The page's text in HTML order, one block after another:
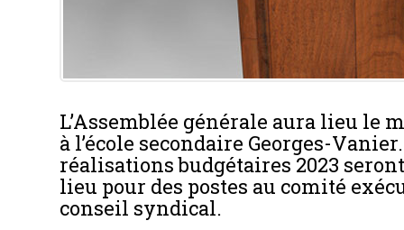
L’Assemblée générale aura lieu le
à l’école secondaire Georges-
réalisations budgétaires 2023
lieu pour des postes au comité
conseil syndical.